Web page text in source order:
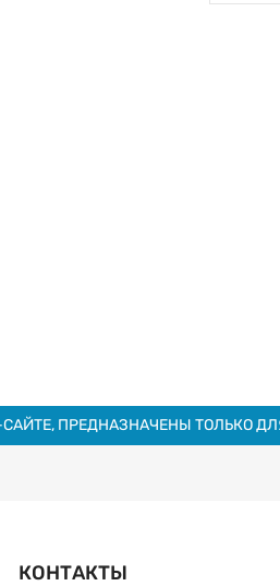
ПРЕДНАЗНАЧЕНЫ ТОЛЬКО
КОНТАКТЫ